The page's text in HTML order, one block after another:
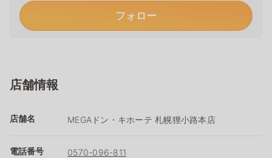
フォロー
店舗情報
店舗名 MEGAドン・キホーテ 札幌狸小路本店
電話番号 0570-096-811